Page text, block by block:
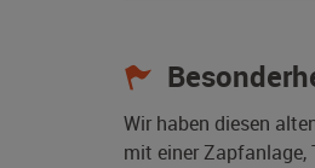
Wir haben diesen
mit einer Zapfanlage,